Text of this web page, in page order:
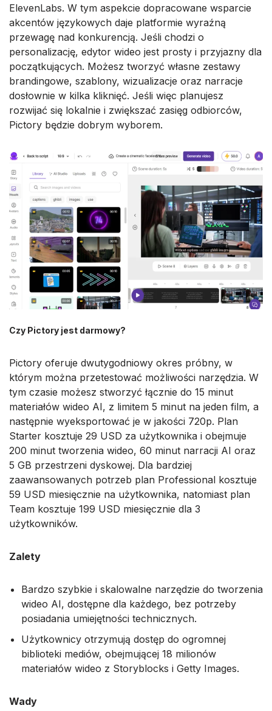
ElevenLabs. W tym aspekcie dopracowane wsparcie
akcentów językowych daje platformie wyraźną
przewagę nad konkurencją. Jeśli chodzi o
personalizację, edytor wideo jest prosty i przyjazny dla
początkujących. Możesz tworzyć własne zestawy
brandingowe, szablony, wizualizacje oraz narracje
dosłownie w kilka kliknięć. Jeśli więc planujesz
rozwijać się lokalnie i zwiększać zasięg odbiorców,
Pictory będzie dobrym wyborem.
Czy Pictory jest darmowy?
Pictory oferuje dwutygodniowy okres próbny, w
którym można przetestować możliwości narzędzia. W
tym czasie możesz stworzyć łącznie do 15 minut
materiałów wideo AI, z limitem 5 minut na jeden film, a
następnie wyeksportować je w jakości 720p. Plan
Starter kosztuje 29 USD za użytkownika i obejmuje
200 minut tworzenia wideo, 60 minut narracji AI oraz
5 GB przestrzeni dyskowej. Dla bardziej
zaawansowanych potrzeb plan Professional kosztuje
59 USD miesięcznie na użytkownika, natomiast plan
Team kosztuje 199 USD miesięcznie dla 3
użytkowników.
Zalety
Bardzo szybkie i skalowalne narzędzie do tworzenia
wideo AI, dostępne dla każdego, bez potrzeby
posiadania umiejętności technicznych.
Użytkownicy otrzymują dostęp do ogromnej
biblioteki mediów, obejmującej 18 milionów
materiałów wideo z Storyblocks i Getty Images.
Wady